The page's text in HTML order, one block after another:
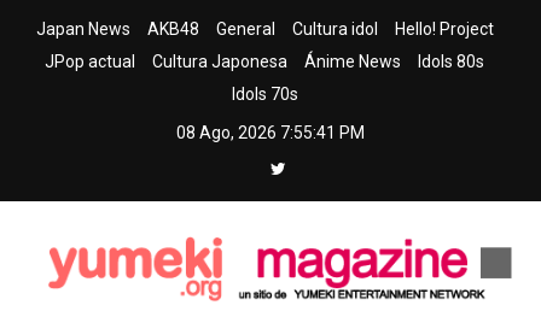
Japan News AKB48 General Cultura idol
Hello! Project
JPop actual
Cultura Japonesa Ánime News
Idols 80s
Idols 70s
08 Ago, 2026 7:55:42 PM